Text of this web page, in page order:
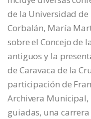
de la Universidad
Corbalán, María
sobre el Concejo de
antiguos y la
de Caravaca de la
participación de
Archivera Municipal,
guiadas, una